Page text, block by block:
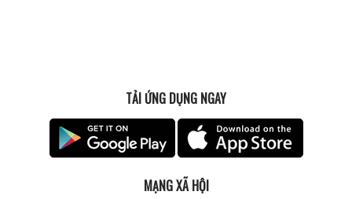
TẢI ỨNG DỤNG NGAY
MẠNG XÃ HỘI